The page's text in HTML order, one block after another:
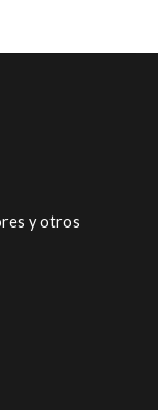
y otros